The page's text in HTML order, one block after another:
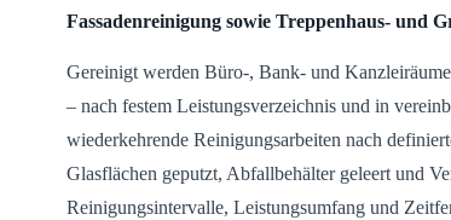
Fassadenreinigung sowie Treppenhaus- und
Gereinigt werden Büro-, Bank- und
– nach festem Leistungsverzeichnis und in
wiederkehrende Reinigungsarbeiten nach
Glasflächen geputzt, Abfallbehälter geleert und
Reinigungsintervalle, Leistungsumfang und